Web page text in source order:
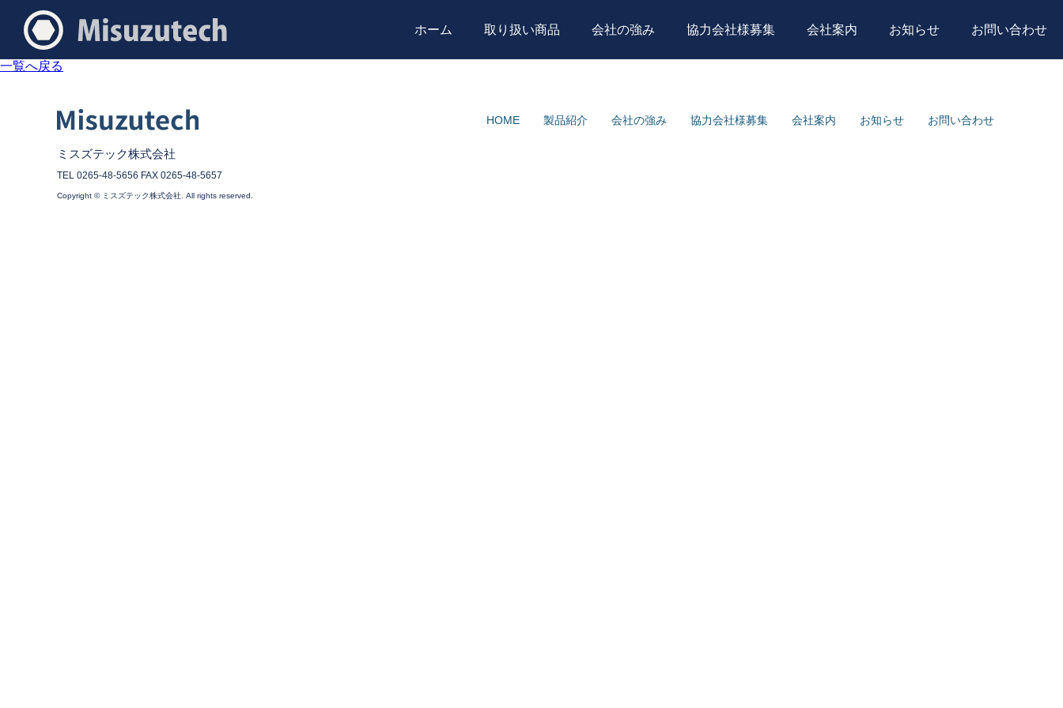
ホーム 取り扱い商品 会社の強み 協力会社様募集 会社案内 お知らせ お問い合わせ
2024.02.03
シャフト
一覧へ戻る
ミスズテック株式会社
TEL 0265-48-5656 FAX 0265-48-5657
HOME 製品紹介 会社の強み 協力会社様募集 会社案内 お知らせ お問い合わせ
Copyright © ミスズテック株式会社. All rights reserved.